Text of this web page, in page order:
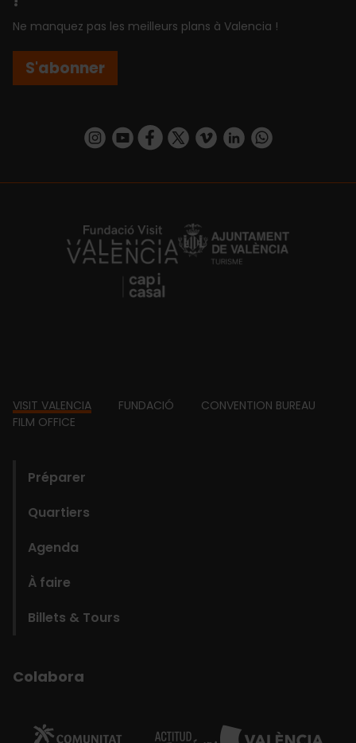
Ne manquez pas les meilleurs plans à Valencia !
S'abonner
https://www.instagram.com/visit_valencia/
https://www.youtube.com/user/
https://www.facebook.com/
https://twitter.com/
https://vimeo.com/
https://www.linkedin.com/company/turismo-valencia/https://api.whatsapp.com/send/
https://fundacion.visitvalencia.com/
Footer
VISIT VALENCIA FUNDACIÓ
CONVENTION BUREAU
FILM OFFICE
Préparer
Quartiers
Agenda
À faire
Billets & Tours
Colabora